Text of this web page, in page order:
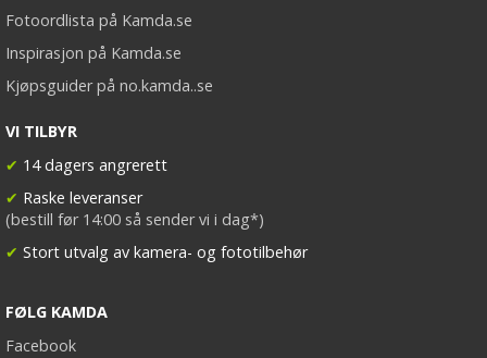
Fotoordlista på Kamda.se
Inspirasjon på Kamda.se
Kjøpsguider på no.kamda..se
VI TILBYR
✔ 14 dagers angrerett
✔ Raske leveranser
(bestill før 14:00 så sender vi i dag*)
✔ Stort utvalg av kamera- og fototilbehør
FØLG KAMDA
Facebook